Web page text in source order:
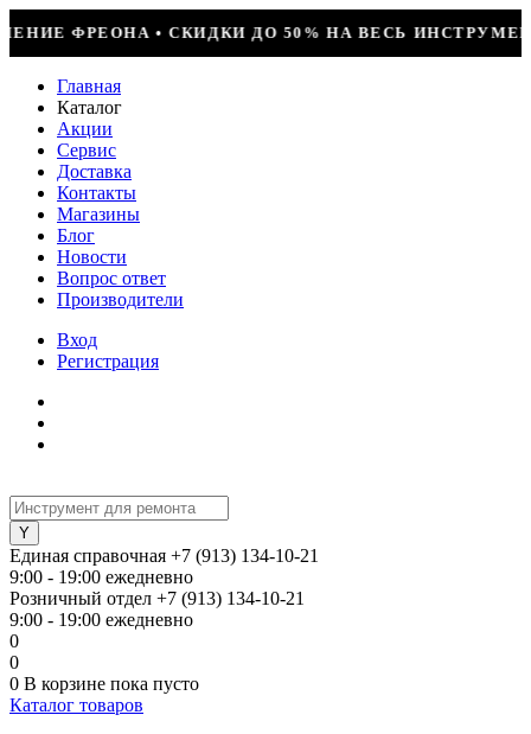
НА ВЕСЬ ИНСТРУМЕНТ • КОМПРЕССОР JIAXIPERA
Главная
Каталог
Акции
Сервис
Доставка
Контакты
Магазины
Блог
Новости
Вопрос ответ
Производители
Вход
Регистрация
Единая справочная +7 (913) 134-10-21
9:00 - 19:00 ежедневно
Розничный отдел +7 (913) 134-10-21
9:00 - 19:00 ежедневно
0
0
0 В корзине пока пусто
Каталог товаров